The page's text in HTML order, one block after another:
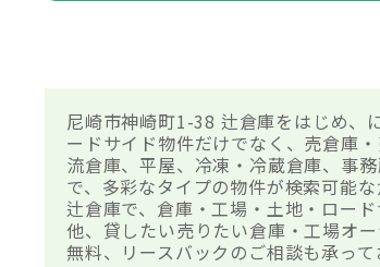
尼崎市神崎町1-38 辻倉庫をはじめ、
ードサイド物件だけでなく、売倉庫
流倉庫、平屋、冷凍・冷蔵倉庫、事
で、多彩なタイプの物件が検索可能
辻倉庫で、倉庫・工場・土地・ロー
他、貸したい売りたい倉庫・工場オ
無料、リースバックのご相談も承っ